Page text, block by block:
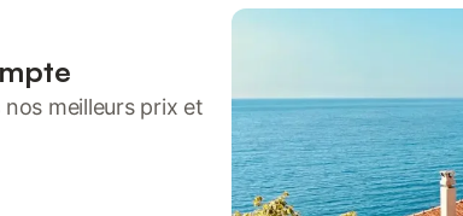
meilleurs prix et